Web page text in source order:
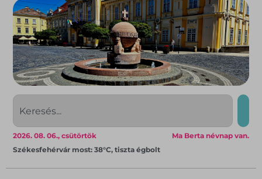
Ma Berta névnap van.
2026. 08. 06., csütörtök
Székesfehérvár most: 38°C, tiszta égbolt